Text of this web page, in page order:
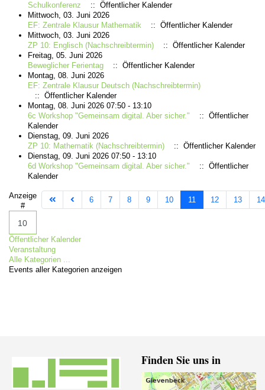
Schulkonferenz
:: Öffentlicher Kalender
Mittwoch, 03. Juni 2026
EF: Zentrale Klausur Mathematik
:: Öffentlicher Kalender
Mittwoch, 03. Juni 2026
ZP 10: Englisch (Nachschreibtermin)
:: Öffentlicher Kalender
Freitag, 05. Juni 2026
Beweglicher Ferientag
:: Öffentlicher Kalender
Montag, 08. Juni 2026
EF: Zentrale Klausur Deutsch (Nachschreibtermin)
:: Öffentlicher Kalender
Montag, 08. Juni 2026 07:50 - 13:10
6c Workshop "Gemeinsam digital. Aber sicher."
:: Öffentlicher
Kalender
Dienstag, 09. Juni 2026
ZP 10: Mathematik (Nachschreibtermin)
:: Öffentlicher Kalender
Dienstag, 09. Juni 2026 07:50 - 13:10
6d Workshop "Gemeinsam digital. Aber sicher."
:: Öffentlicher
Kalender
Limite der Paginierungsliste
Anzeige
#
6 7 8 9 10 11 12 13 14
Öffentlicher Kalender
Veranstaltung
Alle Kategorien ...
Events aller Kategorien anzeigen
Finden Sie uns in